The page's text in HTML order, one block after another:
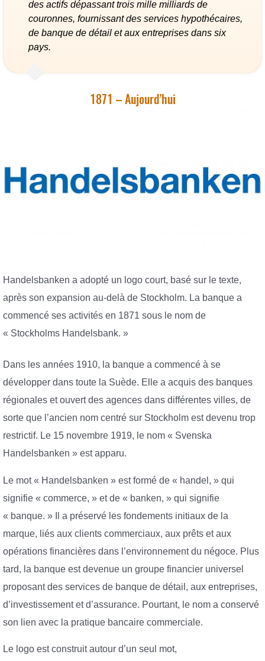
des actifs dépassant trois mille milliards de
couronnes, fournissant des services hypothécaires,
de banque de détail et aux entreprises dans six
pays.
1871 – Aujourd’hui
Handelsbanken a adopté un logo court, basé sur le texte,
après son expansion au-delà de Stockholm. La banque a
commencé ses activités en 1871 sous le nom de
« Stockholms Handelsbank. »
Dans les années 1910, la banque a commencé à se
développer dans toute la Suède. Elle a acquis des banques
régionales et ouvert des agences dans différentes villes, de
sorte que l’ancien nom centré sur Stockholm est devenu trop
restrictif. Le 15 novembre 1919, le nom « Svenska
Handelsbanken » est apparu.
Le mot « Handelsbanken » est formé de « handel, » qui
signifie « commerce, » et de « banken, » qui signifie
« banque. » Il a préservé les fondements initiaux de la
marque, liés aux clients commerciaux, aux prêts et aux
opérations financières dans l’environnement du négoce. Plus
tard, la banque est devenue un groupe financier universel
proposant des services de banque de détail, aux entreprises,
d’investissement et d’assurance. Pourtant, le nom a conservé
son lien avec la pratique bancaire commerciale.
Le logo est construit autour d’un seul mot,